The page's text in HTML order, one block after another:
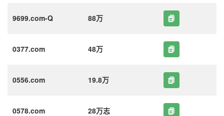
9699.com-Q 88万
0377.com 48万
0556.com 19.8万
0578.com 28万志